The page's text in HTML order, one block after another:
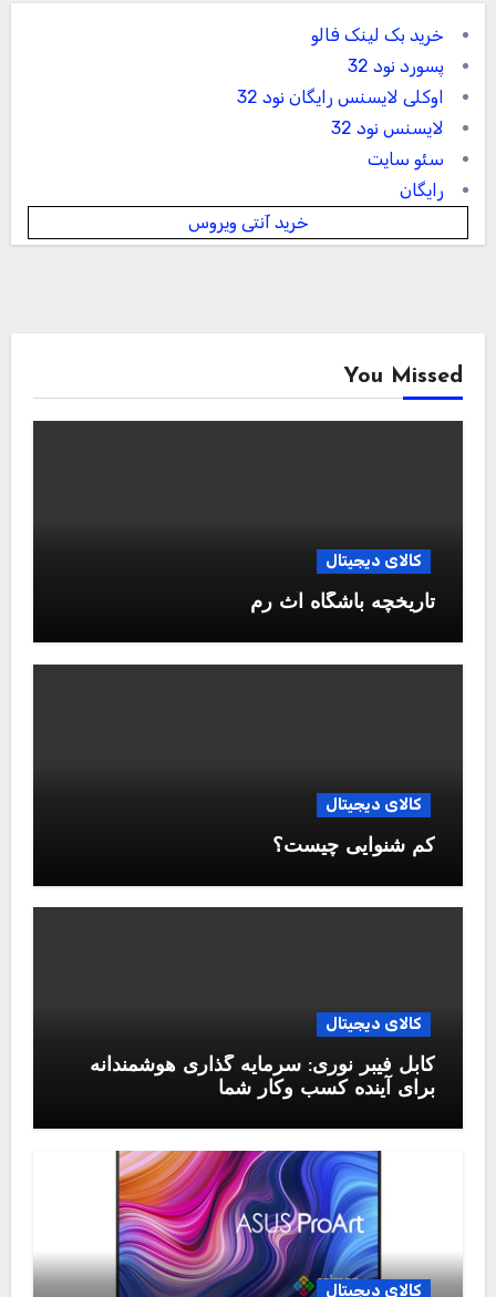
خرید بک لینک فالو
پسورد نود 32
اوکلی لایسنس رایگان نود 32
لایسنس نود 32
سئو سایت
رایگان
خرید آنتی ویروس
You Missed
کالای دیجیتال
تاریخچه باشگاه آث رم
کالای دیجیتال
کم شنوایی چیست؟
کالای دیجیتال
کابل فیبر نوری: سرمایه گذاری هوشمندانه
برای آینده کسب وکار شما
کالای دیجیتال